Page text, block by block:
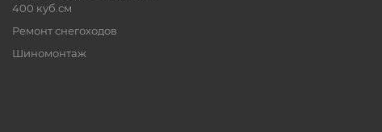
400 куб.см
Ремонт снегоходов
Шиномонтаж